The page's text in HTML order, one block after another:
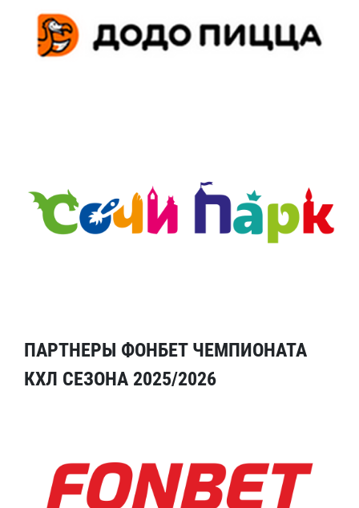
ПАРТНЕРЫ ФОНБЕТ ЧЕМПИОНАТА
КХЛ СЕЗОНА 2025/2026